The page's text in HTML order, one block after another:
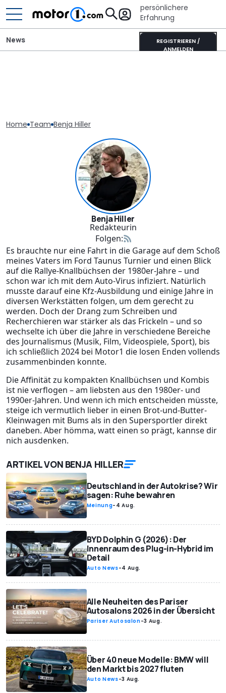
persönlichere
Erfahrung
REGISTRIEREN /
ANMELDEN
News
Home Team Benja Hiller
Benja Hiller
Redakteurin
Folgen:
Es brauchte nur eine Fahrt in die Garage auf dem Schoß
meines Vaters im Ford Taunus Turnier und einen Blick
auf die Rallye-Knallbüchsen der 1980er-Jahre – und
schon war ich mit dem Auto-Virus infiziert. Natürlich
musste darauf eine Kfz-Ausbildung und einige Jahre in
diversen Werkstätten folgen, um dem gerecht zu
werden. Doch der Drang zum Schreiben und
Recherchieren war stärker als das Frickeln – und so
wechselte ich über die Jahre in verschiedene Bereiche
des Journalismus (Musik, Film, Videospiele, Sport), bis
ich schließlich 2024 bei Motor1 die losen Enden vollends
zusammenbinden konnte.
Die Affinität zu kompakten Knallbüchsen und Kombis
ist nie verflogen – am liebsten aus den 1980er- und
1990er-Jahren. Und wenn ich mich entscheiden müsste,
steige ich vermutlich lieber in einen Brot-und-Butter-
Kleinwagen mit Bums als in den Supersportler direkt
daneben. Aber hömma, watt einen so prägt, kannse dir
nich ausdenken.
ARTIKEL VON BENJA HILLER
Deutschland in der Autokrise? Wir
sagen: Ruhe bewahren
Meinung- 4 Aug.
BYD Dolphin G (2026): Der
Innenraum des Plug-in-Hybrid im
Detail
Auto News-4 Aug.
Alle Neuheiten des Pariser
Autosalons 2026 in der Übersicht
Pariser Autosalon-3 Aug.
Über 40 neue Modelle: BMW will
den Markt bis 2027 fluten
Auto News-3 Aug.